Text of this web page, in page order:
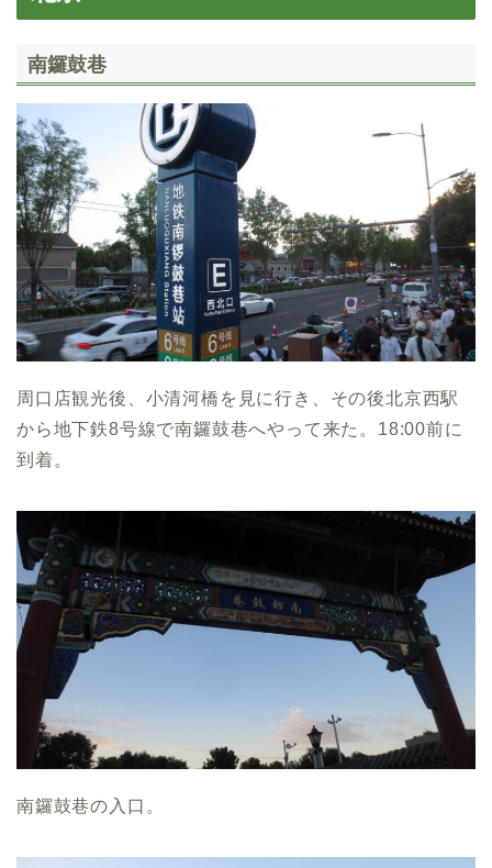
南鑼鼓巷
周口店観光後、小清河橋を見に行き、その後北京西駅
から地下鉄8号線で南鑼鼓巷へやって来た。18:00前に
到着。
南鑼鼓巷の入口。